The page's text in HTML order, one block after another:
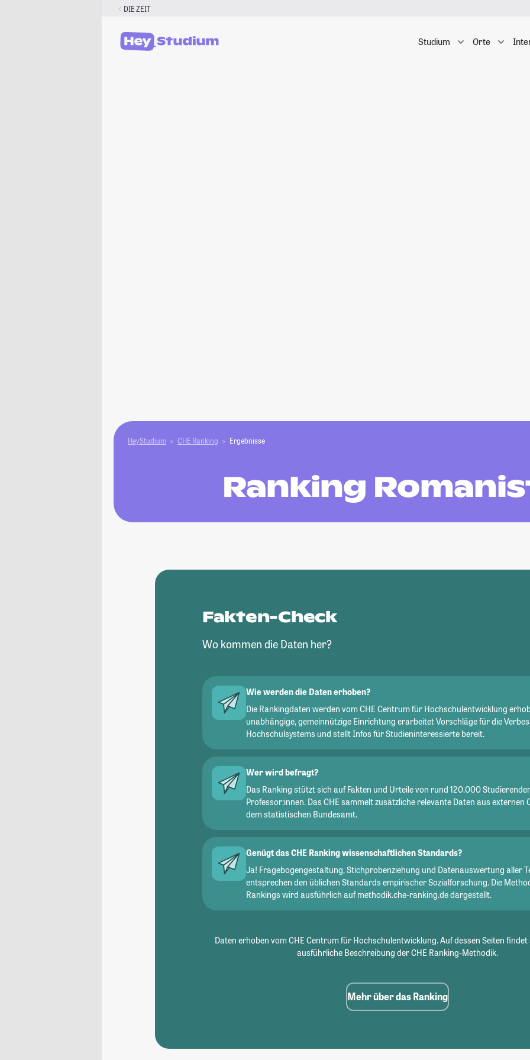
DIE ZEIT
Studium Orte
HeyStudium CHE Ranking Ergebnisse
Ranking
Fakten-Check
Wo kommen die Daten her?
Wie werden die Daten erhoben?
Die Rankingdaten werden vom CHE Centrum für Hochschulentwicklung
unabhängige, gemeinnützige Einrichtung erarbeitet Vorschläge für die
Hochschulsystems und stellt Infos für Studieninteressierte bereit.
Wer wird befragt?
Das Ranking stützt sich auf Fakten und Urteile von rund 120.000
Professor:innen. Das CHE sammelt zusätzliche relevante Daten aus externen
dem statistischen Bundesamt.
Genügt das CHE Ranking wissenschaftlichen Standards?
Ja! Fragebogengestaltung, Stichprobenziehung und Datenauswertung aller
entsprechen den üblichen Standards empirischer Sozialforschung. Die
Rankings wird ausführlich auf methodik.che-ranking.de dargestellt.
Daten erhoben vom CHE Centrum für Hochschulentwicklung. Auf dessen Seiten findet
ausführliche Beschreibung der CHE Ranking-Methodik.
Mehr über das Ranking